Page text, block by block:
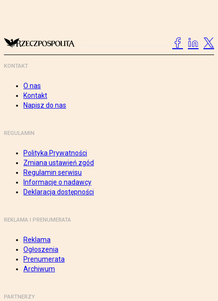
KONTAKT
O nas
Kontakt
Napisz do nas
REGULAMIN
Polityka Prywatności
Zmiana ustawień zgód
Regulamin serwisu
Informacje o nadawcy
Deklaracja dostępności
REKLAMA I PRENUMERATA
Reklama
Ogłoszenia
Prenumerata
Archiwum
PARTNERZY